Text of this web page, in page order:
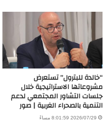
“خالدة للبترول” تستعرض
مشروعاتها الاستراتيجية خلال
جلسات التشاور المجتمعي لدعم
التنمية بالصحراء الغربية | صور
2026/07/29 8:01:59 مساءً